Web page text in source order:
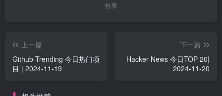
分享
上一篇
Github Trending 今日热门项
目 | 2024-11-19
下一篇
Hacker News 今日TOP 20|
2024-11-20